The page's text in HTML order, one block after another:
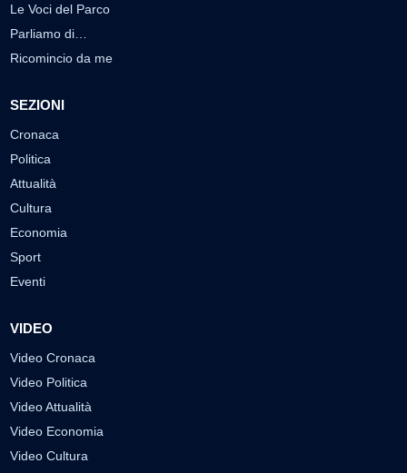
Le Voci del Parco
Parliamo di…
Ricomincio da me
SEZIONI
Cronaca
Politica
Attualità
Cultura
Economia
Sport
Eventi
VIDEO
Video Cronaca
Video Politica
Video Attualità
Video Economia
Video Cultura